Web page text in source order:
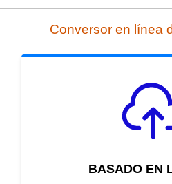
Conversor en línea
BASADO EN